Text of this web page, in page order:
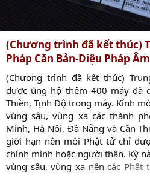
(Chương trình đã kết thúc)
Pháp Căn Bản-Diệu Pháp Âm
(Chương trình đã kết thúc)
được ủng hộ thêm 400 máy đã
Thiền, Tịnh Độ trong máy. Kính
vùng sâu, vùng xa các thành
Minh, Hà Nội, Đà Nẵng và Cần
giới hạn nên mỗi Phật tử chỉ
chính mình hoặc người thân. Kỳ
vùng sâu, vùng xa nên các Phật
Đà Nẵng và Cần Thơ vui lòng